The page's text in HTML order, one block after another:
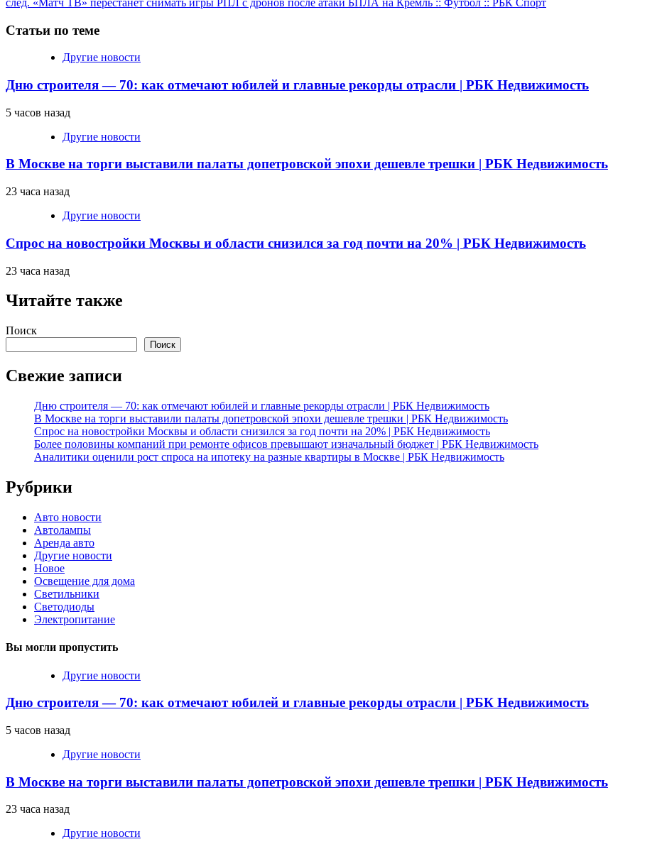
чтение
Статьи по теме
Другие новости
Дню строителя — 70: как отмечают юбилей и главные рекорды отрасли | РБК Недвижимость
5 часов назад
Другие новости
В Москве на торги выставили палаты допетровской эпохи дешевле трешки | РБК Недвижимость
23 часа назад
Другие новости
Спрос на новостройки Москвы и области снизился за год почти на 20% | РБК Недвижимость
23 часа назад
Читайте также
Поиск
Поиск
Свежие записи
Дню строителя — 70: как отмечают юбилей и главные рекорды отрасли | РБК Недвижимость
В Москве на торги выставили палаты допетровской эпохи дешевле трешки | РБК Недвижимость
Спрос на новостройки Москвы и области снизился за год почти на 20% | РБК Недвижимость
Более половины компаний при ремонте офисов превышают изначальный бюджет | РБК Недвижимость
Аналитики оценили рост спроса на ипотеку на разные квартиры в Москве | РБК Недвижимость
Рубрики
Авто новости
Автолампы
Аренда авто
Другие новости
Новое
Освещение для дома
Светильники
Светодиоды
Электропитание
Вы могли пропустить
Другие новости
Дню строителя — 70: как отмечают юбилей и главные рекорды отрасли | РБК Недвижимость
5 часов назад
Другие новости
В Москве на торги выставили палаты допетровской эпохи дешевле трешки | РБК Недвижимость
23 часа назад
Другие новости